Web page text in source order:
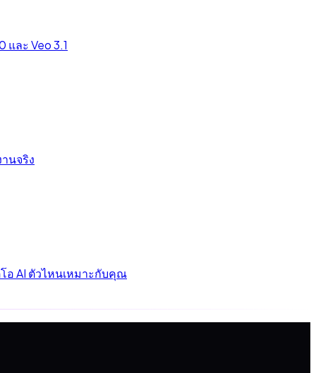
ละ Veo 3.1
นจริง
อ AI ตัวไหนเหมาะกับคุณ